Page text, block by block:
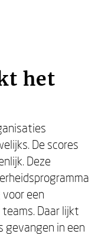
het
De scores
Deze
een
Daar lijkt
gevangen in een